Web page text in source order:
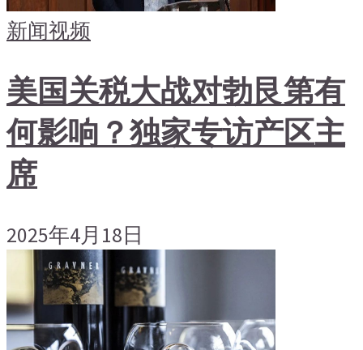
新闻视频
美国关税大战对勃艮第有
何影响？独家专访产区主
席
2025年4月18日